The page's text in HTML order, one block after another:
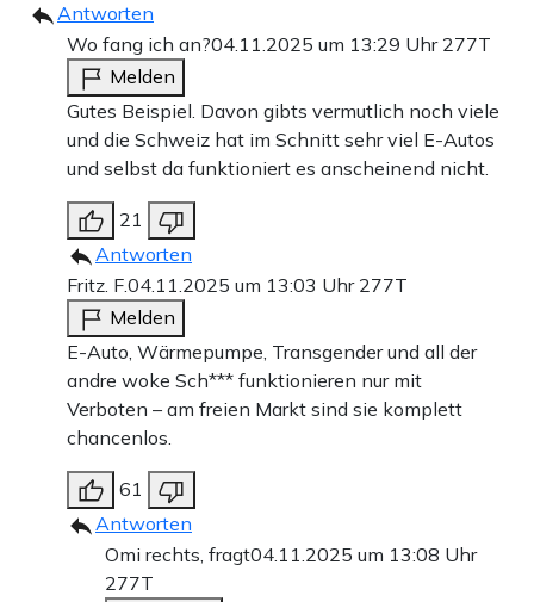
Antworten
Wo fang ich an?04.11.2025 um 13:29 Uhr 277T
Melden
Gutes Beispiel. Davon gibts vermutlich noch viele
und die Schweiz hat im Schnitt sehr viel E-Autos
und selbst da funktioniert es anscheinend nicht.
21
Antworten
Fritz. F.04.11.2025 um 13:03 Uhr 277T
Melden
E-Auto, Wärmepumpe, Transgender und all der
andre woke Sch*** funktionieren nur mit
Verboten – am freien Markt sind sie komplett
chancenlos.
61
Antworten
Omi rechts, fragt04.11.2025 um 13:08 Uhr
277T